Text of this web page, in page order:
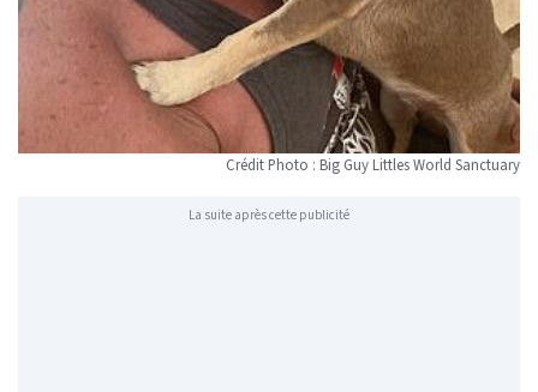
Crédit Photo : Big Guy Littles World Sanctuary
La suite après cette publicité